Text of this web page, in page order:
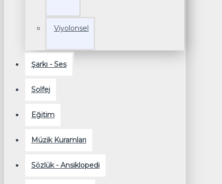
Viyolonsel
Şarkı - Ses
Solfej
Eğitim
Müzik Kuramları
Sözlük - Ansiklopedi